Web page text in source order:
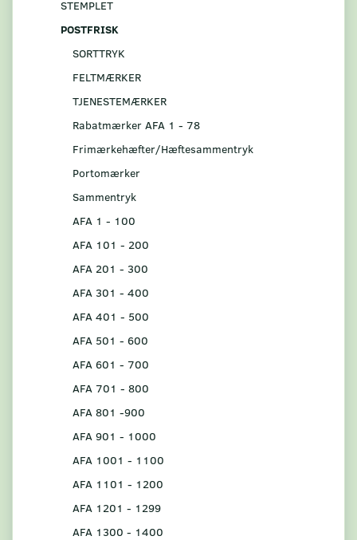
STEMPLET
POSTFRISK
SORTTRYK
FELTMÆRKER
TJENESTEMÆRKER
Rabatmærker AFA 1 - 78
Frimærkehæfter/Hæftesammentryk
Portomærker
Sammentryk
AFA 1 - 100
AFA 101 - 200
AFA 201 - 300
AFA 301 - 400
AFA 401 - 500
AFA 501 - 600
AFA 601 - 700
AFA 701 - 800
AFA 801 -900
AFA 901 - 1000
AFA 1001 - 1100
AFA 1101 - 1200
AFA 1201 - 1299
AFA 1300 - 1400